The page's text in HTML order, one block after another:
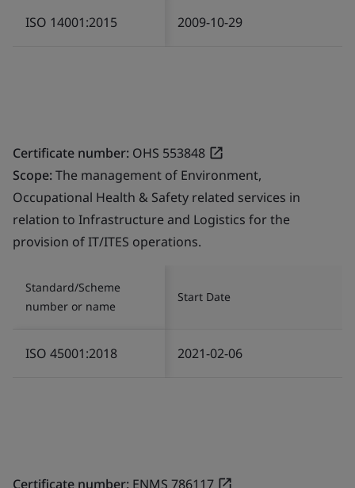
ISO 14001:2015 2009-10-29
Certificate number: OHS 553848
Scope:The management of Environment,
Occupational Health & Safety related services in
relation to Infrastructure and Logistics for the
provision of IT/ITES operations.
Standard/Scheme
number or name
Start Date
ISO 45001:2018 2021-02-06
Certificate number: ENMS 786117